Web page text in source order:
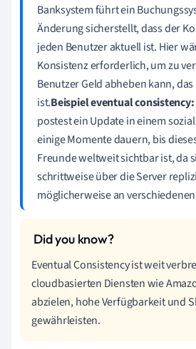
Banksystem führt ein
Änderung sicherstellt, dass der
jeden Benutzer aktuell ist. Hier
Konsistenz erforderlich, um zu
Benutzer Geld abheben kann,
ist.Beispiel eventual consistency:
postest ein Update in einem
einige Momente dauern, bis
Freunde weltweit sichtbar ist, da
schrittweise über die Server
möglicherweise an
Eventual Consistency ist weit
cloudbasierten Diensten wie
abzielen, hohe Verfügbarkeit und
gewährleisten.